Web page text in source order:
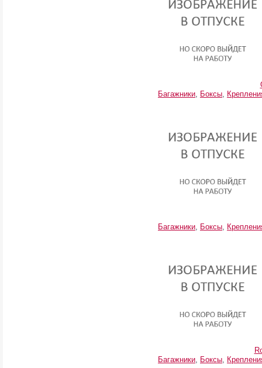
Багажники, Боксы,
Багажники, Боксы,
Багажники, Боксы,